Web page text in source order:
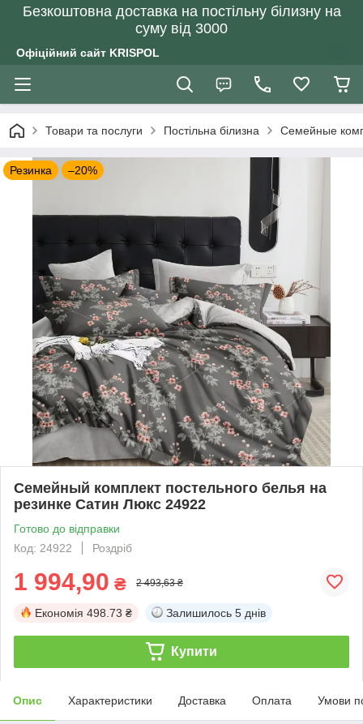
Безкоштовна доставка на постільну білизну на
суму від 3000
Офіційний сайт KRISPOL
Товари та послуги Постільна білизна Семейные
Резинка –20%
Семейный комплект постельного белья на
резинке Сатин Люкс 24922
Готово до відправки
Код: 24922
Роздріб
1 994,90 ₴ 2 493,63 ₴
Економія 498.73 ₴ Залишилось 5 днів
Купити
Опис Характеристики Доставка Оплата Умови